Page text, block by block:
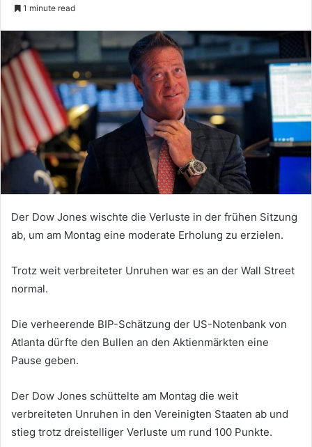
1 minute read
Der Dow Jones wischte die Verluste in der frühen Sitzung
ab, um am Montag eine moderate Erholung zu erzielen.
Trotz weit verbreiteter Unruhen war es an der Wall Street
normal.
Die verheerende BIP-Schätzung der US-Notenbank von
Atlanta dürfte den Bullen an den Aktienmärkten eine
Pause geben.
Der Dow Jones schüttelte am Montag die weit
verbreiteten Unruhen in den Vereinigten Staaten ab und
stieg trotz dreistelliger Verluste um rund 100 Punkte.